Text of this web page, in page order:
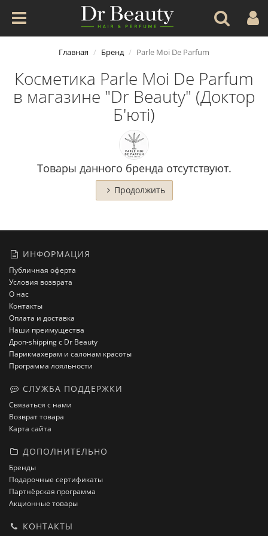
Главная Бренд Parle Moi De Parfum
Косметика Parle Moi De Parfum
в магазине "Dr Beauty" (Доктор
Б'юті)
Товары данного бренда отсутствуют.
Продолжить
ИНФОРМАЦИЯ
Публичная оферта
Условия возврата
О нас
Контакты
Оплата и доставка
Наши преимущества
Дроп-shipping с Dr Beauty
Парикмахерам и салонам красоты
Программа лояльности
СЛУЖБА ПОДДЕРЖКИ
Связаться с нами
Возврат товара
Карта сайта
ДОПОЛНИТЕЛЬНО
Бренды
Подарочные сертификаты
Партнёрская программа
Акционные товары
КОНТАКТЫ